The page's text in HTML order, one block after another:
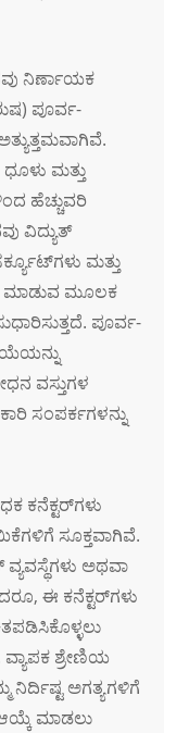
ನಿರ್ಣಾಯಕ
ಪೂರ್ವ-
ಮತ್ತು
ಹೆಚ್ಚುವರಿ
ವಿದ್ಯುತ್
ಮತ್ತು
ಮಾಡುವ ಮೂಲಕ
ಪೂರ್ವ-
ವಸ್ತುಗಳ
ಸಂಪರ್ಕಗಳನ್ನು
ಕನೆಕ್ಟರ್‌ಗಳು
ಸೂಕ್ತವಾಗಿವೆ.
ಅಥವಾ
ಈ ಕನೆಕ್ಟರ್‌ಗಳು
ವ್ಯಾಪಕ ಶ್ರೇಣಿಯ
ನಿರ್ದಿಷ್ಟ ಅಗತ್ಯಗಳಿಗೆ
ಮಾಡಲು